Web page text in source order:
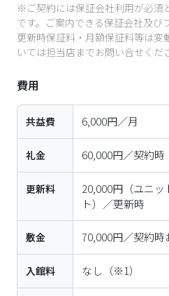
※ご契約には保証会社利用が必須
です。ご案内できる保証会社及び
更新時保証料・月額保証料等は変
いては担当店までお問い合せくだ
費用
共益費 6,000円／月
礼金 60,000円／契約時
更新料
20,000円（ユニ
ト）／更新時
敷金 70,000円／契約時
入館料 なし （※1）